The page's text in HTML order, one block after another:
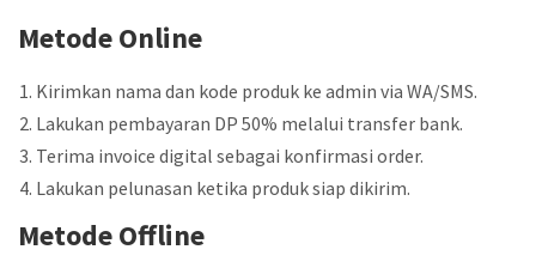
Metode Online
Kirimkan nama dan kode produk ke admin via WA/SMS.
Lakukan pembayaran DP 50% melalui transfer bank.
Terima invoice digital sebagai konfirmasi order.
Lakukan pelunasan ketika produk siap dikirim.
Metode Offline